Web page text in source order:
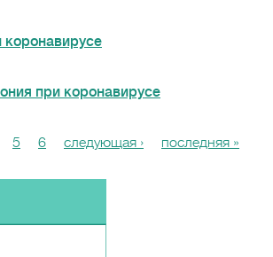
коронавирусе
при коронавирусе
5 6 следующая › последняя »